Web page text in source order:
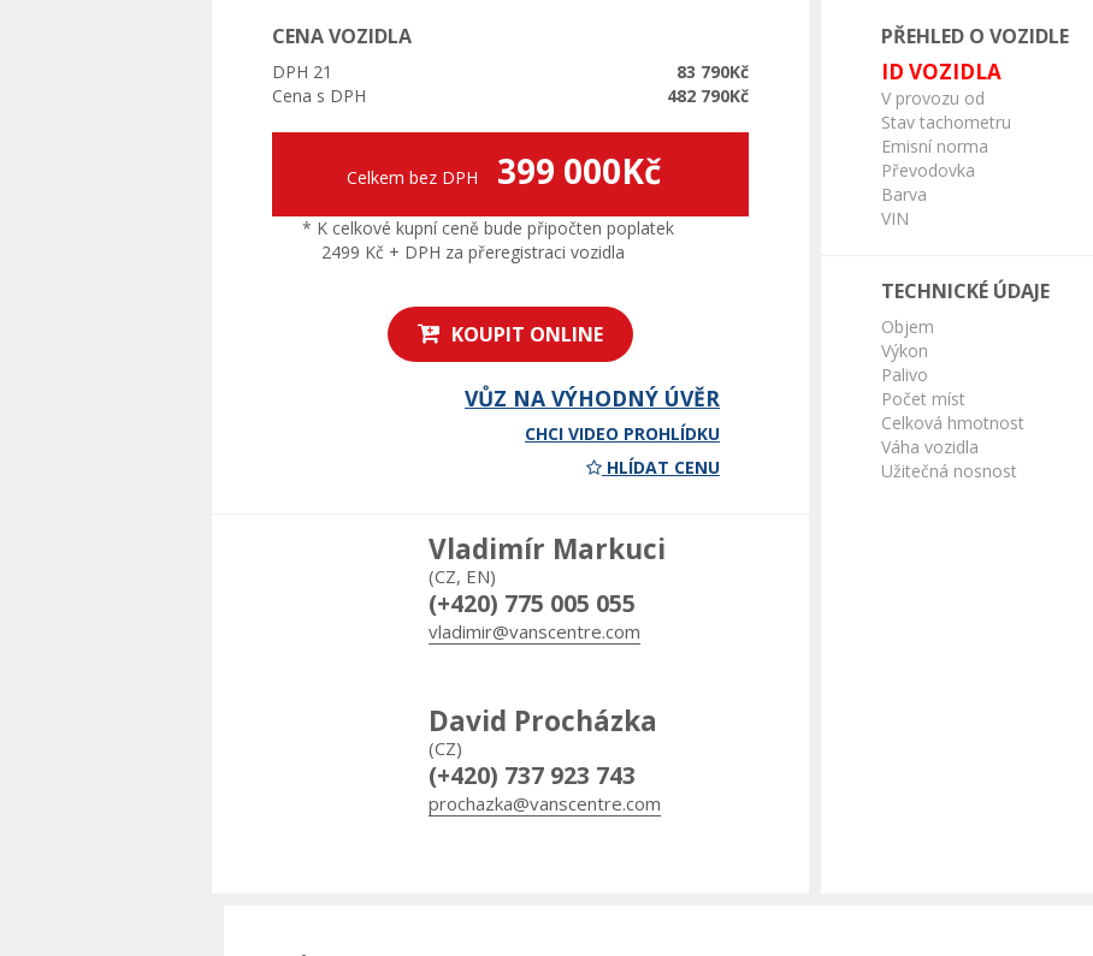
CENA VOZIDLA
DPH 21
83 790Kč
Cena s DPH
482 790Kč
Celkem bez DPH 399 000Kč
* K celkové kupní ceně bude připočten poplatek
2499 Kč + DPH za přeregistraci vozidla
KOUPIT ONLINE
VŮZ NA VÝHODNÝ ÚVĚR
CHCI VIDEO PROHLÍDKU
HLÍDAT CENU
Vladimír Markuci
(CZ, EN)
(+420) 775 005 055
vladimir@vanscentre.com
David Procházka
(CZ)
(+420) 737 923 743
prochazka@vanscentre.com
PŘEHLED O VOZIDLE
ID VOZIDLA
V provozu od
Stav tachometru
Emisní norma
Převodovka
Barva
VIN
TECHNICKÉ ÚDAJE
Objem
Výkon
Palivo
Počet míst
Celková hmotnost
Váha vozidla
Užitečná nosnost